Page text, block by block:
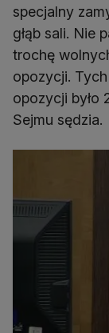
specjalny
głąb sali. Nie
trochę
opozycji.
opozycji było
Sejmu sędzia.